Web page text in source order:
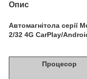
Опис
Автомагнітола серії
2/32 4G CarPlay/
Процесор